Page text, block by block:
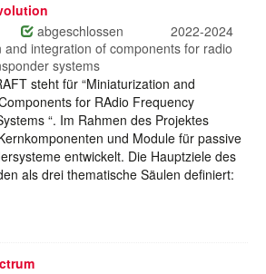
abgeschlossen
2022-2024
and integration of components for radio
systems
steht für “Miniaturization and
for RAdio Frequency
“. Im Rahmen des Projektes
und Module für passive
entwickelt. Die Hauptziele des
als drei thematische Säulen definiert: